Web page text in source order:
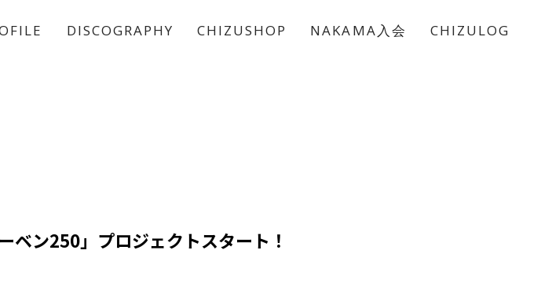
DISCOGRAPHY CHIZUSHOP NAKAMA入会 CHIZULOG
ベン250」プロジェクトスタート！